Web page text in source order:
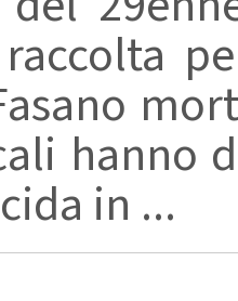
hanno
in ...